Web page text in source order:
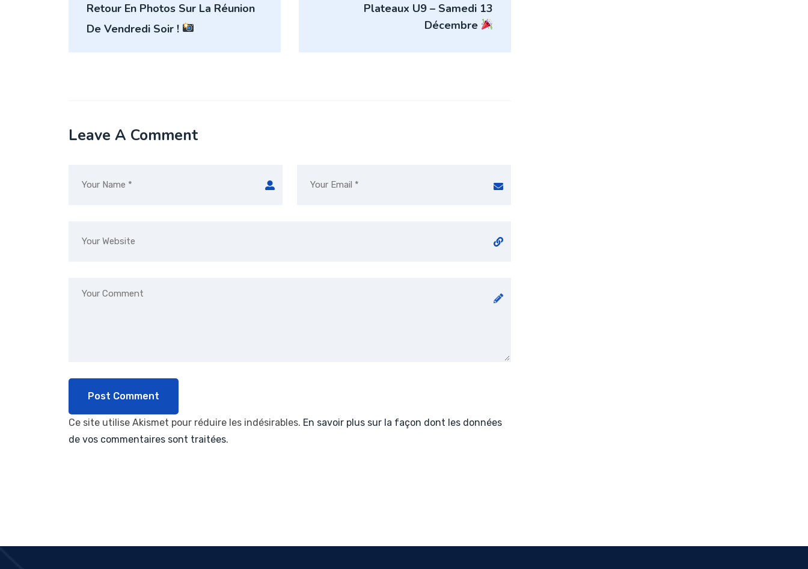
de
l’article
Retour En Photos Sur La Réunion
De Vendredi Soir !
Plateaux U9 – Samedi 13
Décembre
Leave A Comment
Ce site utilise Akismet pour réduire les indésirables. En savoir plus sur la façon dont les données
de vos commentaires sont traitées.